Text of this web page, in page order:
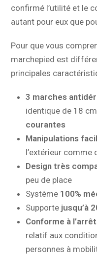
confirmé l’utilité et le
autant pour eux que
Pour que vous
marchepied est
principales
3 marches
identique de 18
courantes
Manipulations
l’extérieur comme
Design très
peu de place
Système 100%
Supporte jusqu’à
Conforme à
relatif aux
personnes à